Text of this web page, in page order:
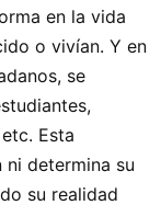
en la vida
o vivían. Y en
se
Esta
determina su
su realidad